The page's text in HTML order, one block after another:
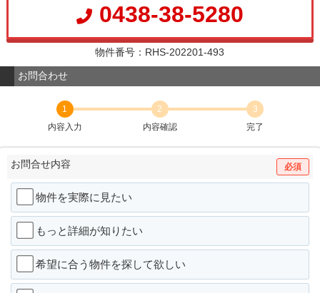
0438-38-5280
物件番号：RHS-202201-493
お問合わせ
1
内容入力
2
内容確認
3
完了
お問合せ内容 必須
物件を実際に見たい
もっと詳細が知りたい
希望に合う物件を探して欲しい